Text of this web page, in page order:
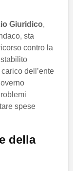
Giuridico,
sta
contro la
dell’ente
spese
della